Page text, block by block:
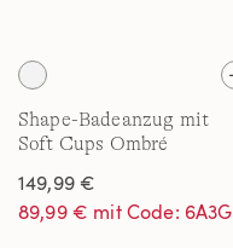
Shape-Badeanzug mit
Soft Cups Ombré
149,99 €
89,99 € mit Code: 6A3G